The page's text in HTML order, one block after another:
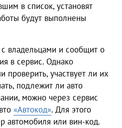
в список, установят
будут выполнены
владельцами и сообщит о
в сервис. Однако
проверить, участвует ли их
подлежит ли авто
можно через сервис
«Автокод». Для этого
автомобиля или вин-код.